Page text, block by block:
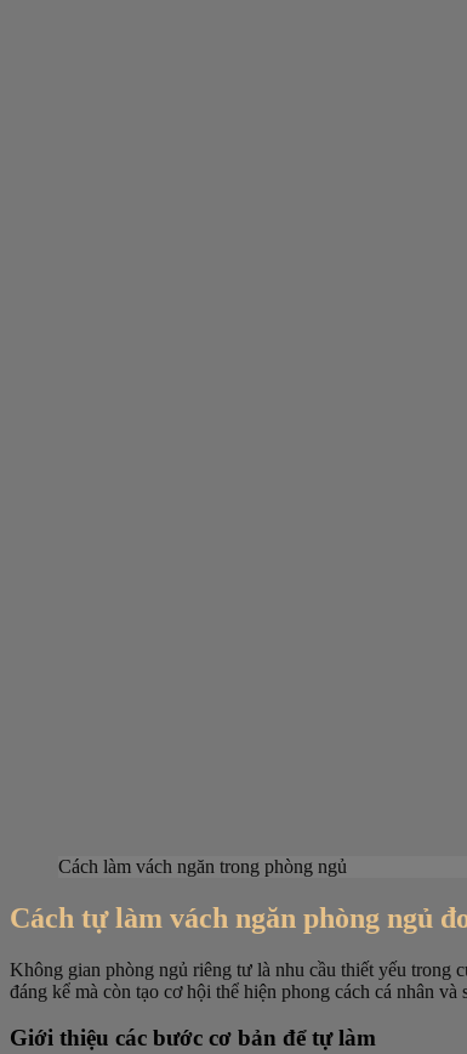
Cách làm vách ngăn trong phòng ngủ
Cách tự làm vách ngăn phòng ngủ
Không gian phòng ngủ riêng tư là nhu cầu thiết yếu trong
đáng kể mà còn tạo cơ hội thể hiện phong cách cá nhân
Giới thiệu các bước cơ bản để tự làm